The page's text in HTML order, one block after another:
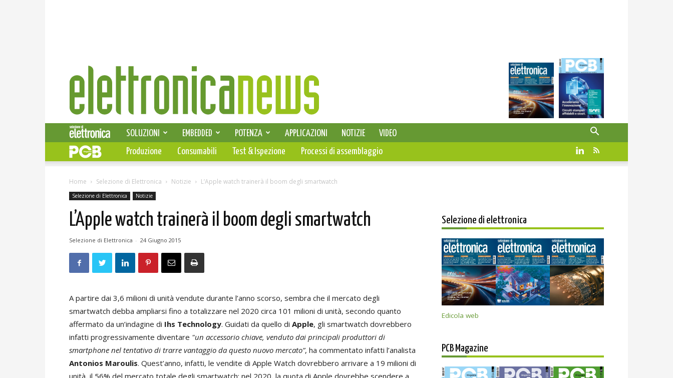
Elettronica
News
SELEZIONE DI ELETTRONICA
SOLUZIONI EMBEDDED POTENZA APPLICAZIONI NOTIZIE
VIDEO
PCB
Produzione Consumabili Test & Ispezione Processi di assemblaggio
Home Selezione di Elettronica Notizie L’Apple watch trainerà il boom degli smartwatch
Selezione di Elettronica Notizie
L’Apple watch trainerà il boom degli smartwatch
Selezione di Elettronica - 24 Giugno 2015
A partire dai 3,6 milioni di unità vendute durante l’anno scorso, sembra che il mercato degli
smartwatch debba ampliarsi fino a totalizzare nel 2020 circa 101 milioni di unità, secondo quanto
affermato da un’indagine di Ihs Technology. Guidati da quello di Apple, gli smartwatch dovrebbero
infatti progressivamente diventare "un accessorio chiave, venduto dai principali produttori di
smartphone nel tentativo di trarre vantaggio da questo nuovo mercato”, ha commentato infatti l’analista
Antonios Maroulis. Quest’anno, infatti, le vendite di Apple Watch dovrebbero arrivare a 19 milioni di
Selezione di elettronica
Edicola web
PCB Magazine